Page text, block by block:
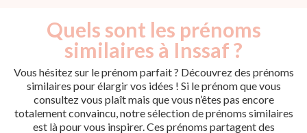
Quels sont les prénoms
similaires à Inssaf ?
Vous hésitez sur le prénom parfait ? Découvrez des prénoms
similaires pour élargir vos idées ! Si le prénom que vous
consultez vous plaît mais que vous n’êtes pas encore
totalement convaincu, notre sélection de prénoms similaires
est là pour vous inspirer. Ces prénoms partagent des